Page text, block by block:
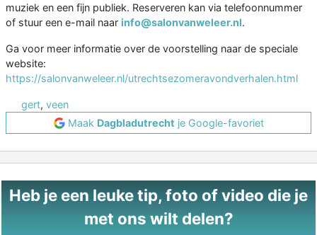
muziek en een fijn publiek. Reserveren kan via telefoonnummer
of stuur een e-mail naar info@salonvanweleer.nl.
Ga voor meer informatie over de voorstelling naar de speciale
website:
https://salonvanweleer.nl/utrechtsezomeravondverhalen.html
gert, veen
Maak Dagbladutrecht je Google-favoriet
Heb je een leuke tip, foto of video die je
met ons wilt delen?